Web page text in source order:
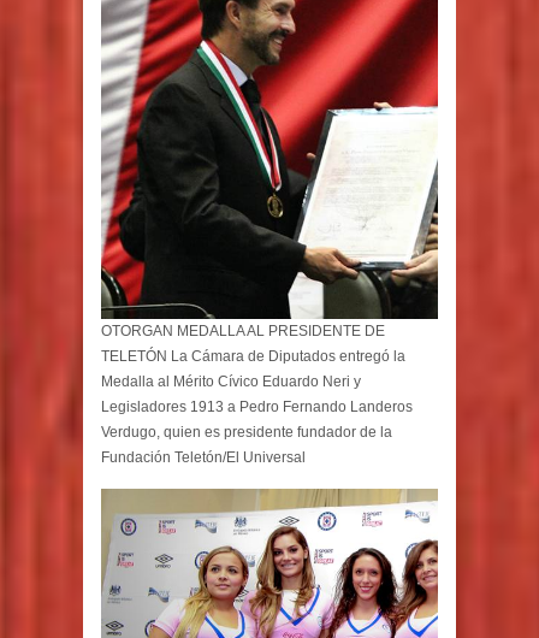
OTORGAN MEDALLA AL PRESIDENTE DE
TELETÓN La Cámara de Diputados entregó la
Medalla al Mérito Cívico Eduardo Neri y
Legisladores 1913 a Pedro Fernando Landeros
Verdugo, quien es presidente fundador de la
Fundación Teletón/El Universal